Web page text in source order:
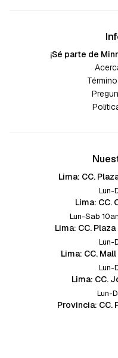
¡Sé parte de
Lima: CC.
Lun-
Lima: CC.
Lun-Sab
Lima: CC.
Lun-
Lima: CC.
Lun-
Lima: CC.
Lun-
Provincia: CC.